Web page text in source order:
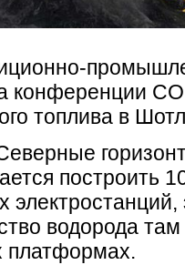
конференции
топлива в
построить
водорода
платформах.